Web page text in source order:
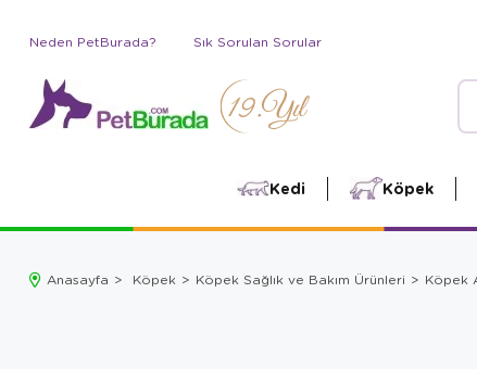
Neden PetBurada? Sık Sorulan Sorular
Kedi Köpek
Anasayfa Köpek Köpek Sağlık ve Bakım Ürünleri Köpek